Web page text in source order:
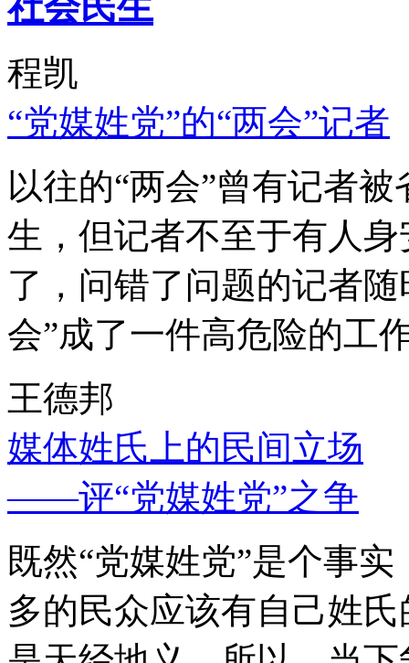
程凯
“党媒姓党”的“两会”记者
以往的“两会”曾有记者
生，但记者不至于有人
了，问错了问题的记者
会”成了一件高危险的工
王德邦
媒体姓氏上的民间立场
——评“党媒姓党”之争
既然“党媒姓党”是个事
多的民众应该有自己姓